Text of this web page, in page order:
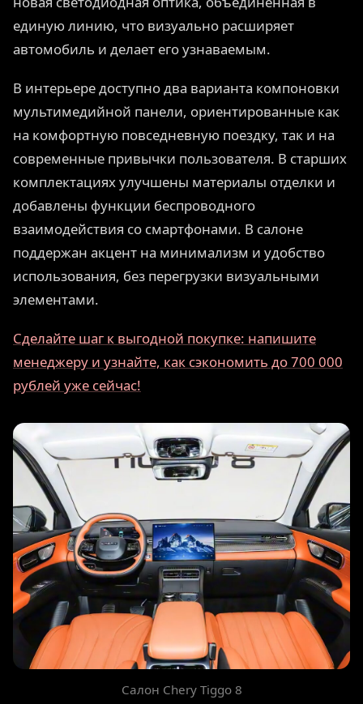
единую линию, что визуально расширяет
автомобиль и делает его узнаваемым.
В интерьере доступно два варианта компоновки
мультимедийной панели, ориентированные как
на комфортную повседневную поездку, так и на
современные привычки пользователя. В старших
комплектациях улучшены материалы отделки и
добавлены функции беспроводного
взаимодействия со смартфонами. В салоне
поддержан акцент на минимализм и удобство
использования, без перегрузки визуальными
элементами.
Сделайте шаг к выгодной покупке: напишите
менеджеру и узнайте, как сэкономить до 700 000
рублей уже сейчас!
Салон Chery Tiggo 8